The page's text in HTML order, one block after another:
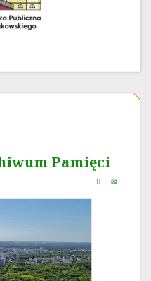
Pamięci